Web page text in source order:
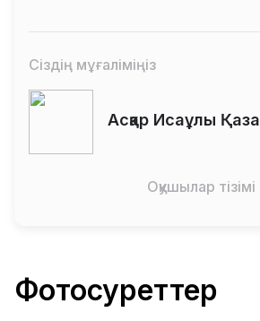
Сіздің мұғаліміңіз
Асқар Исаұлы Қазақ
Оқушылар тізімі
Фотосуреттер